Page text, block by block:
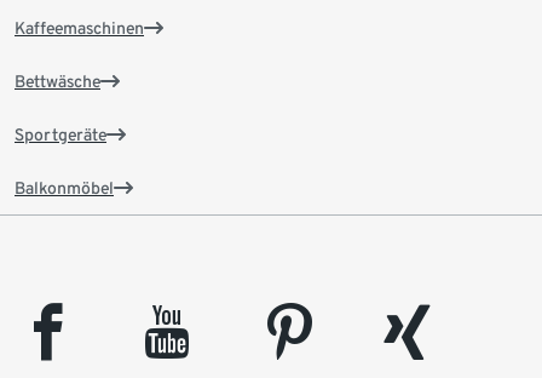
Kaffeemaschinen
Bettwäsche
Sportgeräte
Balkonmöbel
facebook youtube pinterest
xing